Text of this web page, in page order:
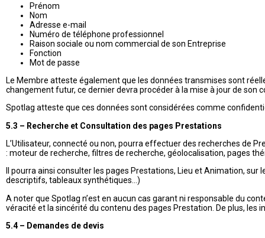
Prénom
Nom
Adresse e-mail
Numéro de téléphone professionnel
Raison sociale ou nom commercial de son Entreprise
Fonction
Mot de passe
Le Membre atteste également que les données transmises sont
changement futur, ce dernier devra procéder à la mise à jour de son
Spotlag atteste que ces données sont considérées comme
5.3 – Recherche et Consultation des pages Prestations
L’Utilisateur, connecté ou non, pourra effectuer des recherches de
: moteur de recherche, filtres de recherche, géolocalisation, pages
Il pourra ainsi consulter les pages Prestations, Lieu et Animation,
descriptifs, tableaux synthétiques…)
A noter que Spotlag n’est en aucun cas garant ni responsable du
véracité et la sincérité du contenu des pages Prestation. De plus,
5.4 – Demandes de devis